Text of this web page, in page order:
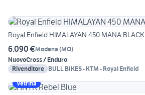
Royal Enfield HIMALAYAN 450 MANA
6.090 €Modena (MO)
NuovoCross / Enduro
Rivenditore
BULL BIKES - KTM - Royal Enfield
Vetrina